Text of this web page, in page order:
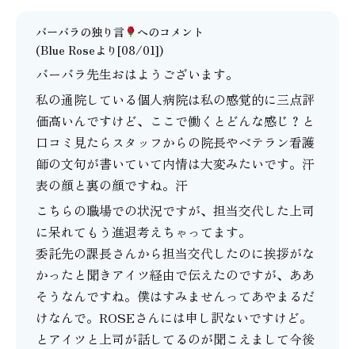
バーバラの独り言
へのコメント
(Blue Roseより[08/01])
バーバラ先生おはようございます。
私の通院している個人病院は私の感覚的に三点評
価高いんですけど、ここで働くとどんな感じ？と
口コミ見たらスタッフからの院長やベテラン看護
師の文句が書いていて内情は大変みたいです。汗
表の顔と裏の顔ですね。汗
こちらの職場での状況ですが、担当交代した上司
に呆れてもう進退考えちゃってます。
委託先の課長さんから担当交代したのに挨拶がな
かったと聞きアイツ経由で伝えたのですが、ああ
そうなんですね。僕はすみませんってあやまるだ
けなんで。ROSEさんには申し訳ないですけど。
とアイツと上司が話してるのが聞こえまして今後